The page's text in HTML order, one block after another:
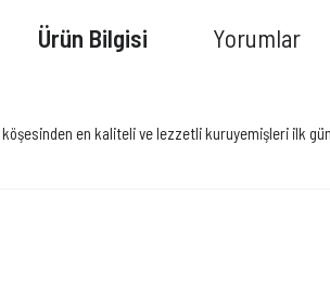
Ürün Bilgisi Yorumlar
en kaliteli ve lezzetli kuruyemişleri ilk